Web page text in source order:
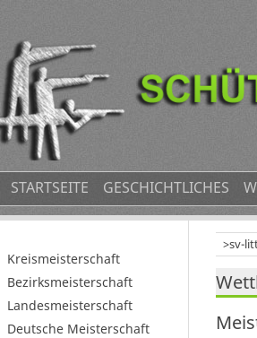
NAVIGATION
ÜBERSPRINGEN
STARTSEITE GESCHICHTLICHES
sv-
Navigation
überspringen
Kreismeisterschaft
Bezirksmeisterschaft
Landesmeisterschaft
Deutsche Meisterschaft